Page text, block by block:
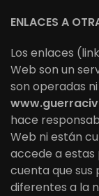
ENLACES A
Los enlaces
Web son un
son operadas
hace
Web ni están
accede a estas
cuenta que
diferentes a la